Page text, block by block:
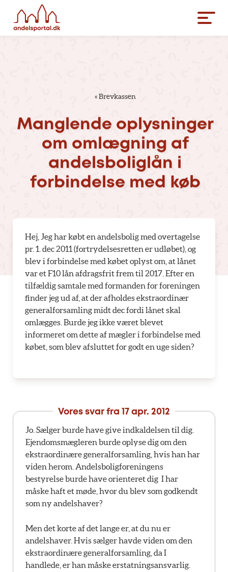
«Brevkassen
Manglende oplysninger
om omlægning af
andelsboliglån i
forbindelse med køb
Hej, Jeg har købt en andelsbolig med overtagelse
pr. 1. dec 2011 (fortrydelsesretten er udløbet), og
blev i forbindelse med købet oplyst om, at lånet
var et F10 lån afdragsfrit frem til 2017. Efter en
tilfældig samtale med formanden for foreningen
finder jeg ud af, at der afholdes ekstraordinær
generalforsamling midt dec fordi lånet skal
omlægges. Burde jeg ikke været blevet
informeret om dette af mægler i forbindelse med
købet, som blev afsluttet for godt en uge siden?
Vores svar fra 17 apr. 2012
Jo. Sælger burde have give indkaldelsen til dig.
Ejendomsmægleren burde oplyse dig om den
ekstraordinære generalforsamling, hvis han har
viden herom. Andelsboligforeningens
bestyrelse burde have orienteret dig  I har
måske haft et møde, hvor du blev som godkendt
som ny andelshaver?
Men det korte af det lange er, at du nu er
andelshaver. Hvis sælger havde viden om den
ekstraordinære generalforsamling, da I
handlede, er han måske erstatningsansvarlig.